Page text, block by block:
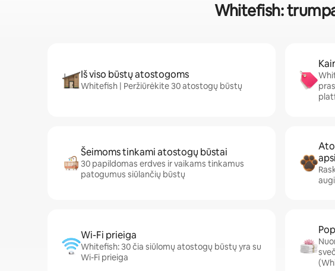
Whitefish:
Iš viso būstų atostogoms
Whitefish | Peržiūrėkite 30 atostogų būstų
Šeimoms tinkami atostogų būstai
30 papildomas erdves ir vaikams tinkamus
patogumus siūlančių būstų
Wi-Fi prieiga
Whitefish: 30 čia siūlomų atostogų būstų yra su
Wi-Fi prieiga